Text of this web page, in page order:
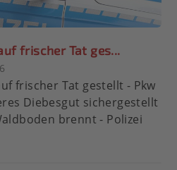
frischer Tat ges...
frischer Tat gestellt - Pkw
Diebesgut sichergestellt
brennt - Polizei